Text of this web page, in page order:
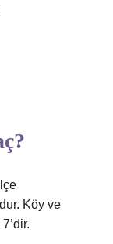
Köy ve